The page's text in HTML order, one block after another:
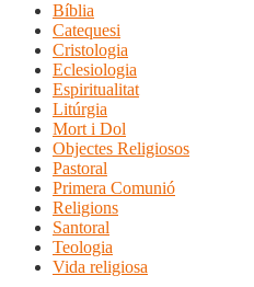
Bíblia
Catequesi
Cristologia
Eclesiologia
Espiritualitat
Litúrgia
Mort i Dol
Objectes Religiosos
Pastoral
Primera Comunió
Religions
Santoral
Teologia
Vida religiosa